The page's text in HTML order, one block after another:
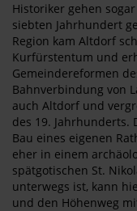
Historiker gehen
siebten Jahrhundert
Region kam Altdorf
Kurfürstentum und
Gemeindereformen
Bahnverbindung von
auch Altdorf und
des 19. Jahrhunderts.
Bau eines eigenen
eher in einem
spätgotischen St.
unterwegs ist, kann
und den Höhenweg